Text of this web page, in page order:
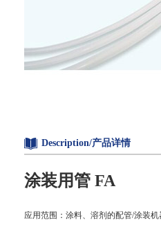
Description/产品详情
涂装用管 FA
应用范围：涂料、溶剂的配管/涂装